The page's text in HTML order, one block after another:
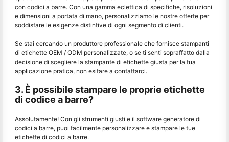
con codici a barre. Con una gamma eclettica di specifiche, risoluzioni
e dimensioni a portata di mano, personalizziamo le nostre offerte per
soddisfare le esigenze distintive di ogni segmento di clienti.
Se stai cercando un produttore professionale che fornisce stampanti
di etichette OEM / ODM personalizzate, o se ti senti sopraffatto dalla
decisione di scegliere la stampante di etichette giusta per la tua
applicazione pratica, non esitare a contattarci.
3. È possibile stampare le proprie etichette
di codice a barre?
Assolutamente! Con gli strumenti giusti e il software generatore di
codici a barre, puoi facilmente personalizzare e stampare le tue
etichette di codici a barre.